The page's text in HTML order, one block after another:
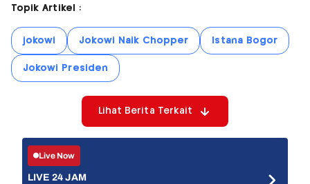
Topik Artikel :
jokowi Jokowi Naik Chopper Istana Bogor
Jokowi Presiden
Lihat Berita Terkait
Live Now
LIVE 24 JAM